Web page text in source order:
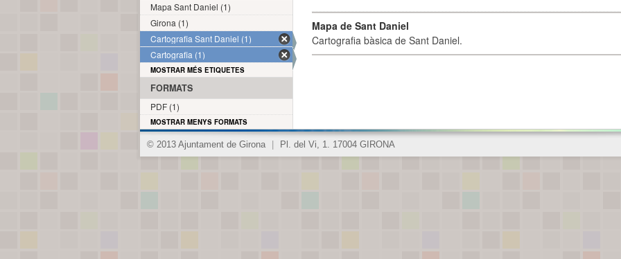
Mapa de Sant Daniel
Cartografia bàsica de Sant Daniel.
Mapa Sant Daniel (1)
Girona (1)
Cartografia Sant Daniel (1)
Cartografia (1)
MOSTRAR MÉS ETIQUETES
FORMATS
PDF (1)
MOSTRAR MENYS FORMATS
© 2013 Ajuntament de Girona Pl. del Vi, 1. 17004 GIRONA